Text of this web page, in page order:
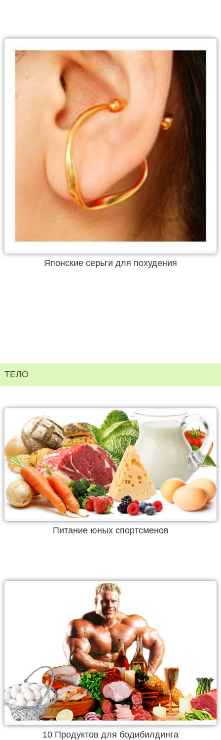
Японские серьги для похудения
ТЕЛО
Питание юных спортсменов
10 Продуктов для бодибилдинга